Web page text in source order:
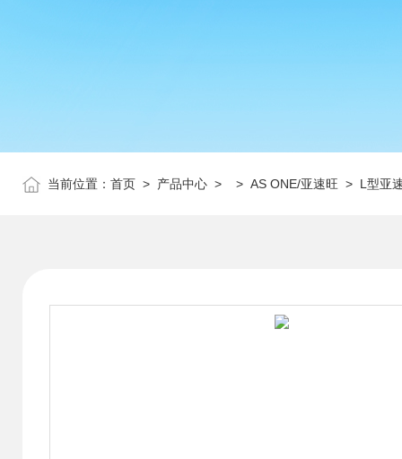
当前位置： 首页 > 产品中心 > > AS ONE/亚速旺 > L型亚